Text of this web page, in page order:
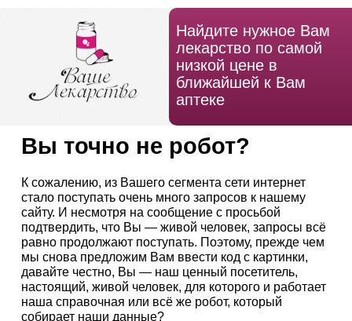
Найдите нужное Вам
лекарство по самой
низкой цене в
ближайшей к Вам
аптеке
Вы точно не робот?
К сожалению, из Вашего сегмента сети интернет
стало поступать очень много запросов к нашему
сайту. И несмотря на сообщение с просьбой
подтвердить, что Вы — живой человек, запросы всё
равно продолжают поступать. Поэтому, прежде чем
мы снова предложим Вам ввести код с картинки,
давайте честно, Вы — наш ценный посетитель,
настоящий, живой человек, для которого и работает
наша справочная или всё же робот, который
собирает наши данные?